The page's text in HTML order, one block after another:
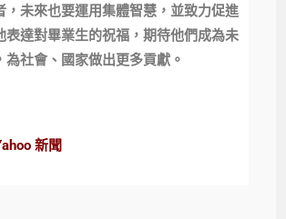
，未來也要運用集體智慧，並致力促進
表達對畢業生的祝福，期待他們成為未
為社會、國家做出更多貢獻。
新聞